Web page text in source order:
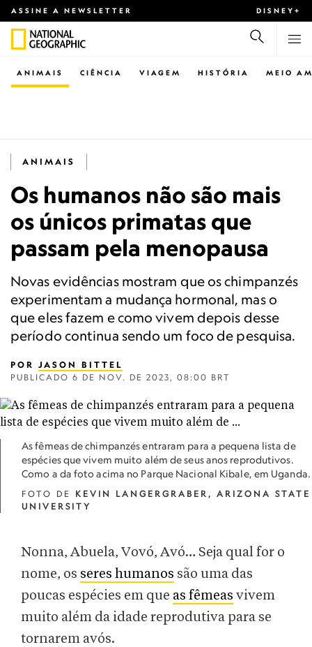
ASSINE A NEWSLETTER DISNEY+
CIÊNCIA VIAGEM
ANIMAIS HISTÓRIA MEIO
ANIMAIS
Os humanos não são mais
os únicos primatas que
passam pela menopausa
Novas evidências mostram que os chimpanzés
experimentam a mudança hormonal, mas o
que eles fazem e como vivem depois desse
período continua sendo um foco de pesquisa.
POR JASON BITTEL
PUBLICADO 6 DE NOV. DE 2023, 08:00 BRT
As fêmeas de chimpanzés entraram para a pequena lista de
espécies que vivem muito além de seus anos reprodutivos.
Como a da foto acima no Parque Nacional Kibale, em Uganda.
FOTO DE KEVIN LANGERGRABER, ARIZONA STATE
UNIVERSITY
Nonna, Abuela, Vovó, Avó… Seja qual for o
nome, os seres humanos são uma das
poucas espécies em que as fêmeas vivem
muito além da idade reprodutiva para se
tornarem avós.